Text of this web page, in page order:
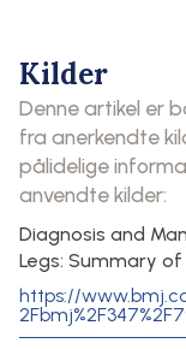
Kilder
Denne artikel er
fra anerkendte
pålidelige
anvendte kilder:
Diagnosis and
Legs: Summary of
https://